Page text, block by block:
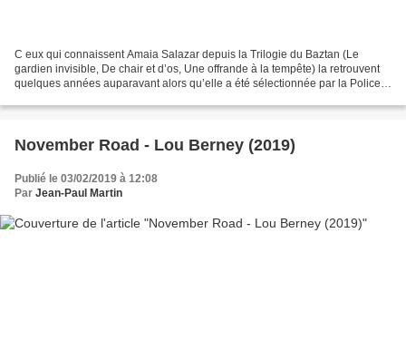
C eux qui connaissent Amaia Salazar depuis la Trilogie du Baztan (Le
gardien invisible, De chair et d’os, Une offrande à la tempête) la retrouvent
quelques années auparavant alors qu’elle a été sélectionnée par la Police
November Road - Lou Berney (2019)
Publié le 03/02/2019 à 12:08
Par Jean-Paul Martin